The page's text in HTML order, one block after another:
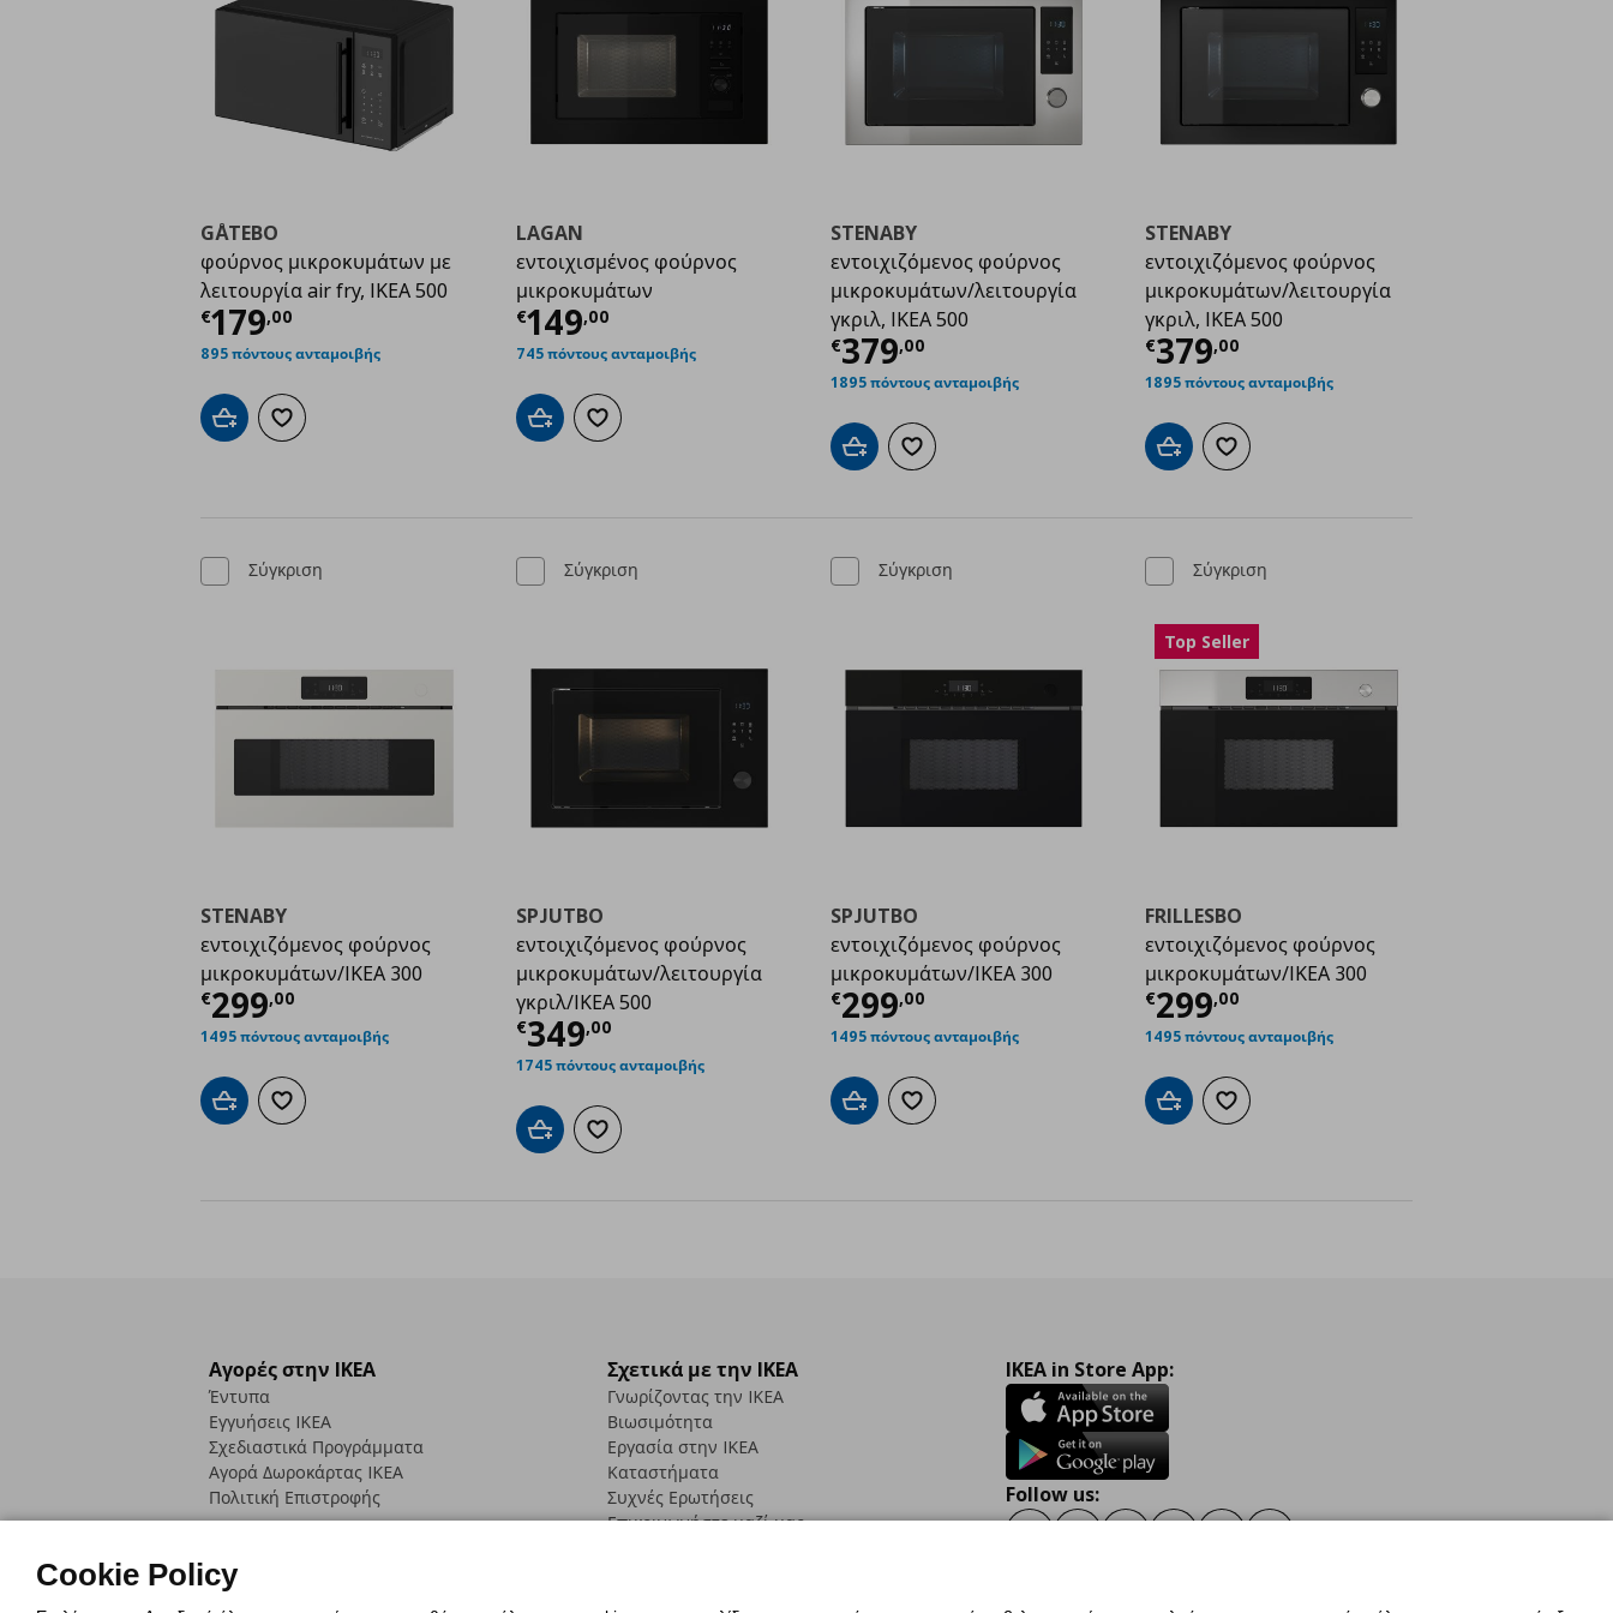
GÅTEBO
φούρνος μικροκυμάτων με
λειτουργία air fry, IKEA 500
€179,00
Τρέχουσα τιμή € 179,00
895 πόντους ανταμοιβής
Προσθήκη στο καλάθι
Προσθήκη στα αγαπημένα
LAGAN
εντοιχισμένος φούρνος
μικροκυμάτων
€149,00
Τρέχουσα τιμή € 149,00
745 πόντους ανταμοιβής
Προσθήκη στο καλάθι
Προσθήκη στα αγαπημένα
STENABY
εντοιχιζόμενος φούρνος
μικροκυμάτων/λειτουργία
γκριλ, IKEA 500
€379,00
Τρέχουσα τιμή € 379,00
1895 πόντους ανταμοιβής
Προσθήκη στο καλάθι
Προσθήκη στα αγαπημένα
STENABY
εντοιχιζόμενος φούρνος
μικροκυμάτων/λειτουργία
γκριλ, IKEA 500
€379,00
Τρέχουσα τιμή
1895 πόντους ανταμοιβής
Προσθήκη στο καλάθι
Προσθήκη στα αγαπημένα
Σύγκριση
STENABY
εντοιχιζόμενος φούρνος
μικροκυμάτων/IKEA 300
€299,00
Τρέχουσα τιμή € 299,00
1495 πόντους ανταμοιβής
Προσθήκη στο καλάθι
Προσθήκη στα αγαπημένα
Σύγκριση
SPJUTBO
εντοιχιζόμενος φούρνος
μικροκυμάτων/λειτουργία
γκριλ/IKEA 500
€349,00
Τρέχουσα τιμή € 349,00
1745 πόντους ανταμοιβής
Προσθήκη στο καλάθι
Προσθήκη στα αγαπημένα
Σύγκριση
SPJUTBO
εντοιχιζόμενος φούρνος
μικροκυμάτων/IKEA 300
€299,00
Τρέχουσα τιμή € 299,00
1495 πόντους ανταμοιβής
Προσθήκη στο καλάθι
Προσθήκη στα αγαπημένα
Σύγκριση
Top Seller
FRILLESBO
εντοιχιζόμενος φούρνος
μικροκυμάτων/IKEA 300
€299,00
Τρέχουσα τιμή
1495 πόντους ανταμοιβής
Προσθήκη στο καλάθι
Προσθήκη στα αγαπημένα
Αγορές στην IKEA
Έντυπα
Εγγυήσεις IKEA
Σχεδιαστικά Προγράμματα
Αγορά Δωρoκάρτας IKEA
Πολιτική Επιστροφής
Σχετικά με την IKEA
Γνωρίζοντας την IKEA
Βιωσιμότητα
Εργασία στην IKEA
Καταστήματα
Συχνές Ερωτήσεις
Επικοινωνήστε μαζί μας
IKEA in Store App:
Follow us:
Cookie Policy